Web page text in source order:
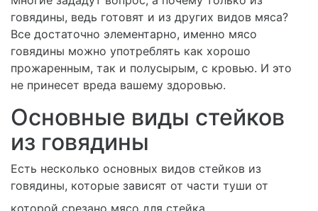
говядины, ведь готовят и из других видов мяса?
Все достаточно элементарно, именно мясо
говядины можно употреблять как хорошо
прожаренным, так и полусырым, с кровью. И это
не принесет вреда вашему здоровью.
Основные виды стейков
из говядины
Есть несколько основных видов стейков из
говядины, которые зависят от части туши от
которой срезано мясо для стейка.